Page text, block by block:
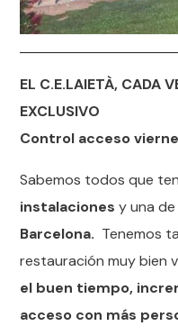
EL C.E.LAIETÀ, CADA
EXCLUSIVO
Control acceso
Sabemos todos que
instalaciones y una de
Barcelona. Tenemos
restauración muy bien
el buen tiempo,
acceso con más